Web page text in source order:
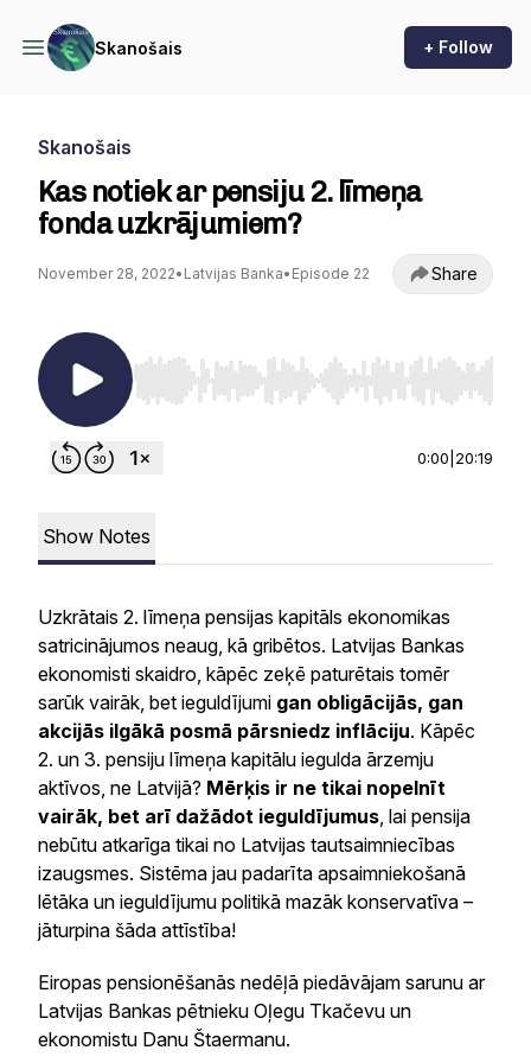
Skanošais + Follow
Skanošais
Kas notiek ar pensiju 2. līmeņa
fonda uzkrājumiem?
November 28, 2022• Latvijas Banka• Episode 22 Share
Use Left/Right to seek, Home/End to jump to
0:00 20:19
Show Notes
Uzkrātais 2. līmeņa pensijas kapitāls ekonomikas
satricinājumos neaug, kā gribētos. Latvijas Bankas
ekonomisti skaidro, kāpēc zeķē paturētais tomēr
sarūk vairāk, bet ieguldījumi gan obligācijās, gan
akcijās ilgākā posmā pārsniedz inflāciju. Kāpēc
2. un 3. pensiju līmeņa kapitālu iegulda ārzemju
aktīvos, ne Latvijā? Mērķis ir ne tikai nopelnīt
vairāk, bet arī dažādot ieguldījumus, lai pensija
nebūtu atkarīga tikai no Latvijas tautsaimniecības
izaugsmes. Sistēma jau padarīta apsaimniekošanā
lētāka un ieguldījumu politikā mazāk konservatīva –
jāturpina šāda attīstība!
Eiropas pensionēšanās nedēļā piedāvājam sarunu ar
Latvijas Bankas pētnieku Oļegu Tkačevu un
ekonomistu Danu Štaermanu.